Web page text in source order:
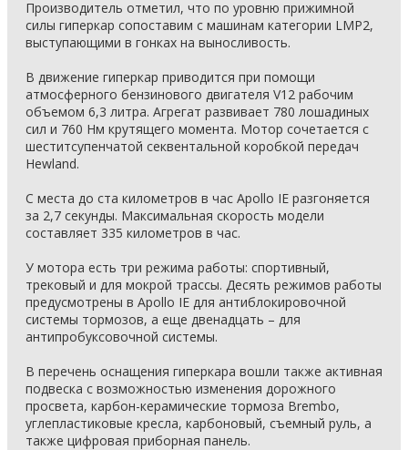
Производитель отметил, что по уровню прижимной
силы гиперкар сопоставим с машинам категории LMP2,
выступающими в гонках на выносливость.
В движение гиперкар приводится при помощи
атмосферного бензинового двигателя V12 рабочим
объемом 6,3 литра. Агрегат развивает 780 лошадиных
сил и 760 Нм крутящего момента. Мотор сочетается с
шеститсупенчатой секвентальной коробкой передач
Hewland.
С места до ста километров в час Apollo IE разгоняется
за 2,7 секунды. Максимальная скорость модели
составляет 335 километров в час.
У мотора есть три режима работы: спортивный,
трековый и для мокрой трассы. Десять режимов работы
предусмотрены в Apollo IE для антиблокировочной
системы тормозов, а еще двенадцать – для
антипробуксовочной системы.
В перечень оснащения гиперкара вошли также активная
подвеска с возможностью изменения дорожного
просвета, карбон-керамические тормоза Brembo,
углепластиковые кресла, карбоновый, съемный руль, а
также цифровая приборная панель.